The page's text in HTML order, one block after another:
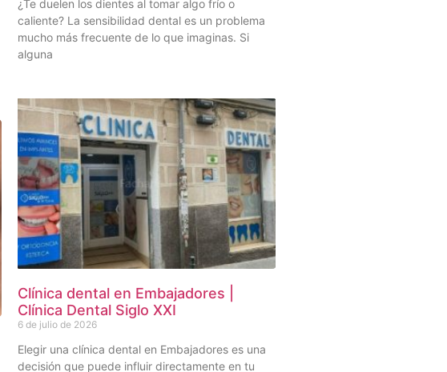
¿Te duelen los dientes al tomar algo frío o
caliente? La sensibilidad dental es un problema
mucho más frecuente de lo que imaginas. Si
alguna
Clínica dental en Embajadores |
Clínica Dental Siglo XXI
6 de julio de 2026
Elegir una clínica dental en Embajadores es una
decisión que puede influir directamente en tu